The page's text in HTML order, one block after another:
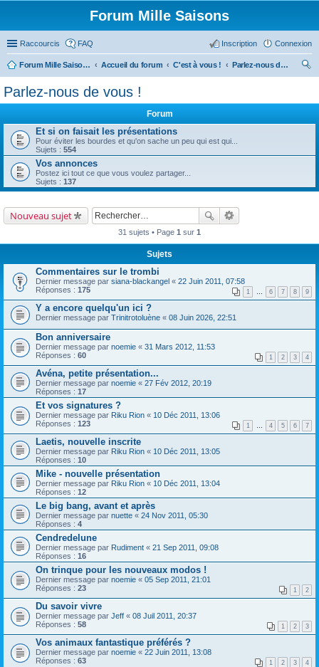
Forum Mille Saisons
Raccourcis FAQ Connexion
Inscription
Forum Mille Saisons Accueil du forum C'est à vous !
Parlez-nous de vous !
Parlez-nous de vous !
Forum
Et si on faisait les présentations
Pour éviter les bourdes et qu'on sache un peu qui est qui...
Sujets : 554
Vos annonces
Postez ici tout ce que vous voulez partager...
Sujets : 137
Nouveau sujet
31 sujets • Page 1 sur 1
Sujets
Commentaires sur le trombi
Dernier message par siana-blackangel « 22 Juin 2011, 07:58
Réponses : 175 1 … 6 7 8 9
Y a encore quelqu'un ici ?
Dernier message par Trinitrotoluène « 08 Juin 2026, 22:51
Bon anniversaire
Dernier message par noemie « 31 Mars 2012, 11:53
Réponses : 60 1 2 3 4
Avéna, petite présentation...
Dernier message par noemie « 27 Fév 2012, 20:19
Réponses : 17
Et vos signatures ?
Dernier message par Riku Rion « 10 Déc 2011, 13:06
Réponses : 123 1 … 4 5 6 7
Laetis, nouvelle inscrite
Dernier message par Riku Rion « 10 Déc 2011, 13:05
Réponses : 10
Mike - nouvelle présentation
Dernier message par Riku Rion « 10 Déc 2011, 13:04
Réponses : 12
Le big bang, avant et après
Dernier message par nuette « 24 Nov 2011, 05:30
Réponses : 4
Cendredelune
Dernier message par Rudiment « 21 Sep 2011, 09:08
Réponses : 16
On trinque pour les nouveaux modos !
Dernier message par noemie « 05 Sep 2011, 21:01
Réponses : 23 1 2
Du savoir vivre
Dernier message par Jeff « 08 Juil 2011, 20:37
Réponses : 58 1 2 3
Vos animaux fantastique préférés ?
Dernier message par noemie « 22 Juin 2011, 13:08
Réponses : 63 1 2 3 4